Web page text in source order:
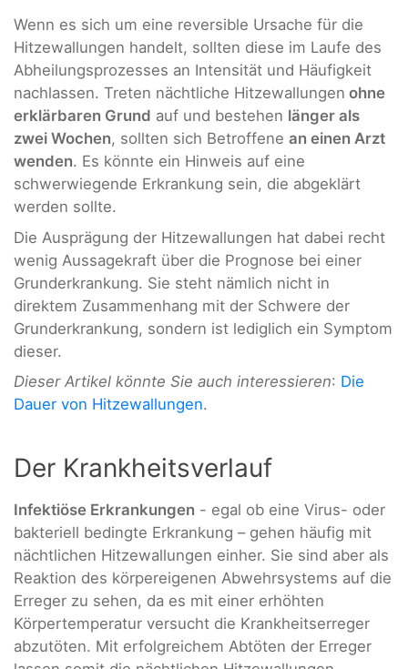
Wenn es sich um eine reversible Ursache für die
Hitzewallungen handelt, sollten diese im Laufe des
Abheilungsprozesses an Intensität und Häufigkeit
nachlassen. Treten nächtliche Hitzewallungen ohne
erklärbaren Grund auf und bestehen länger als
zwei Wochen, sollten sich Betroffene an einen Arzt
wenden. Es könnte ein Hinweis auf eine
schwerwiegende Erkrankung sein, die abgeklärt
werden sollte.
Die Ausprägung der Hitzewallungen hat dabei recht
wenig Aussagekraft über die Prognose bei einer
Grunderkrankung. Sie steht nämlich nicht in
direktem Zusammenhang mit der Schwere der
Grunderkrankung, sondern ist lediglich ein Symptom
dieser.
Dieser Artikel könnte Sie auch interessieren: Die
Dauer von Hitzewallungen.
Der Krankheitsverlauf
Infektiöse Erkrankungen - egal ob eine Virus- oder
bakteriell bedingte Erkrankung – gehen häufig mit
nächtlichen Hitzewallungen einher. Sie sind aber als
Reaktion des körpereigenen Abwehrsystems auf die
Erreger zu sehen, da es mit einer erhöhten
Körpertemperatur versucht die Krankheitserreger
abzutöten. Mit erfolgreichem Abtöten der Erreger